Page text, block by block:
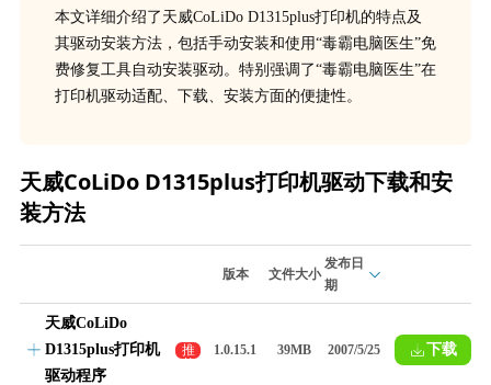
本文详细介绍了天威CoLiDo D1315plus打印机的特点及
其驱动安装方法，包括手动安装和使用“毒霸电脑医生”免
费修复工具自动安装驱动。特别强调了“毒霸电脑医生”在
打印机驱动适配、下载、安装方面的便捷性。
天威CoLiDo D1315plus打印机驱动下载和安
装方法
版本 文件大小
发布日
期
天威CoLiDo
D1315plus打印机
驱动程序
推
荐
1.0.15.1 39MB 2007/5/25 下载